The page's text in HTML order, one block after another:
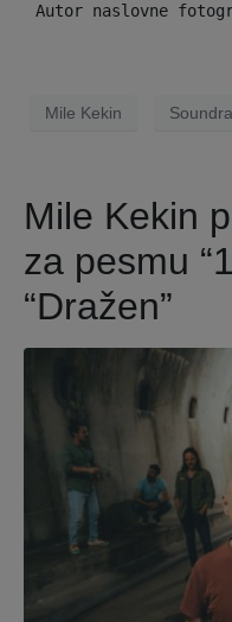
Autor naslovne
Mile Kekin
Mile Kekin
za pesmu
“Dražen”